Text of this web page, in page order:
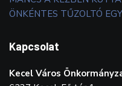
ÖNKÉNTES TŰZOLTÓ
Kapcsolat
Kecel Város